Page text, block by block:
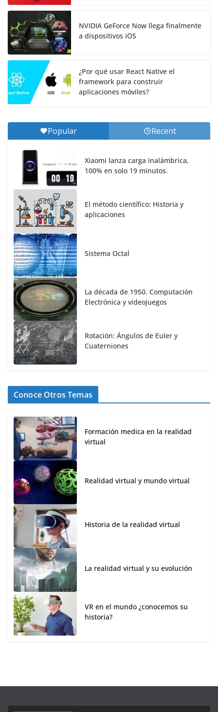
NVIDIA GeForce Now llega finalmente
a dispositivos iOS
¿Por qué usar React Native el
framework para construir
aplicaciones móviles?
Popular Recent
Xiaomi lanza carga inalámbrica,
100% en solo 19 minutos.
El método científico: Historia y
aplicaciones
Sistema Octal
La década de 1950. Computación
Electrónica y videojuegos
Rotación: Ángulos de Euler y
Cuaterniones
Conoce Otros Temas
Formación medica en la realidad
virtual
Realidad virtual y mundo virtual
Historia de la realidad virtual
La realidad virtual y su evolución
VR en el mundo ¿conocemos su
historia?